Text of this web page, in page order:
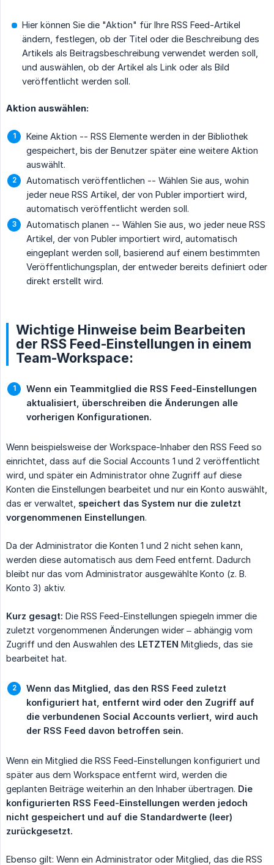
Hier können Sie die "Aktion" für Ihre RSS Feed-Artikel
ändern, festlegen, ob der Titel oder die Beschreibung des
Artikels als Beitragsbeschreibung verwendet werden soll,
und auswählen, ob der Artikel als Link oder als Bild
veröffentlicht werden soll.
Aktion auswählen:
Keine Aktion -- RSS Elemente werden in der Bibliothek
gespeichert, bis der Benutzer später eine weitere Aktion
auswählt.
Automatisch veröffentlichen -- Wählen Sie aus, wohin
jeder neue RSS Artikel, der von Publer importiert wird,
automatisch veröffentlicht werden soll.
Automatisch planen -- Wählen Sie aus, wo jeder neue RSS
Artikel, der von Publer importiert wird, automatisch
eingeplant werden soll, basierend auf einem bestimmten
Veröffentlichungsplan, der entweder bereits definiert oder
direkt erstellt wird.
Wichtige Hinweise beim Bearbeiten
der RSS Feed-Einstellungen in einem
Team-Workspace:
Wenn ein Teammitglied die RSS Feed-Einstellungen
aktualisiert, überschreiben die Änderungen alle
vorherigen Konfigurationen.
Wenn beispielsweise der Workspace-Inhaber den RSS Feed so
einrichtet, dass auf die Social Accounts 1 und 2 veröffentlicht
wird, und später ein Administrator ohne Zugriff auf diese
Konten die Einstellungen bearbeitet und nur ein Konto auswählt,
das er verwaltet, speichert das System nur die zuletzt
vorgenommenen Einstellungen.
Da der Administrator die Konten 1 und 2 nicht sehen kann,
werden diese automatisch aus dem Feed entfernt. Dadurch
bleibt nur das vom Administrator ausgewählte Konto (z. B.
Konto 3) aktiv.
Kurz gesagt: Die RSS Feed-Einstellungen spiegeln immer die
zuletzt vorgenommenen Änderungen wider – abhängig vom
Zugriff und den Auswahlen des LETZTEN Mitglieds, das sie
bearbeitet hat.
Wenn das Mitglied, das den RSS Feed zuletzt
konfiguriert hat, entfernt wird oder den Zugriff auf
die verbundenen Social Accounts verliert, wird auch
der RSS Feed davon betroffen sein.
Wenn ein Mitglied die RSS Feed-Einstellungen konfiguriert und
später aus dem Workspace entfernt wird, werden die
geplanten Beiträge weiterhin an den Inhaber übertragen. Die
konfigurierten RSS Feed-Einstellungen werden jedoch
nicht gespeichert und auf die Standardwerte (leer)
zurückgesetzt.
Ebenso gilt: Wenn ein Administrator oder Mitglied, das die RSS